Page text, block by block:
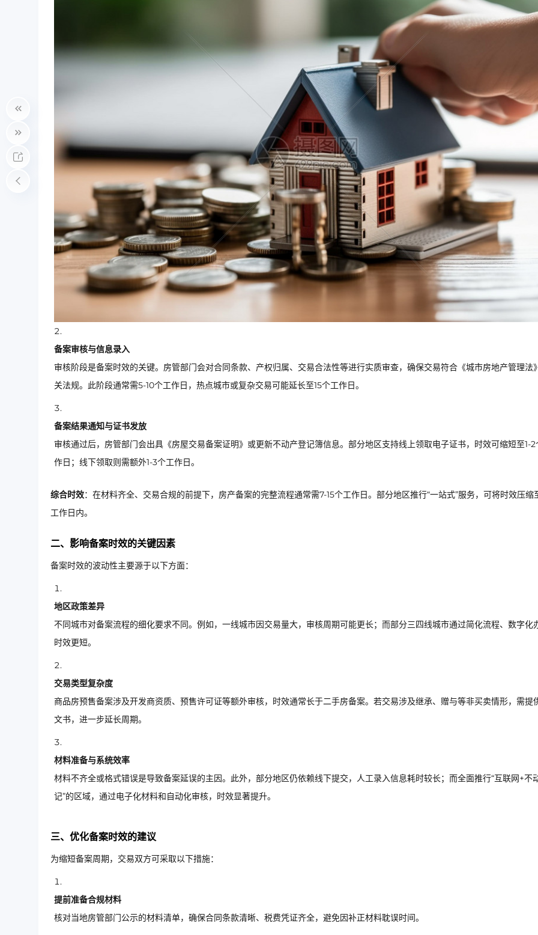
备案审核与信息录入
审核阶段是备案时效的关键。房管部门会对合同条款、产权归属、交易合法性等进行实质审查，确保交易符合《城市房地产管理法
关法规。此阶段通常需5-10个工作日，热点城市或复杂交易可能延长至15个工作日。
备案结果通知与证书发放
审核通过后，房管部门会出具《房屋交易备案证明》或更新不动产登记簿信息。部分地区支持线上领取电子证书，时效可缩短至1-2
作日；线下领取则需额外1-3个工作日。
综合时效：在材料齐全、交易合规的前提下，房产备案的完整流程通常需7-15个工作日。部分地区推行“一站式”服务，可将时效压缩
工作日内。
二、影响备案时效的关键因素
备案时效的波动性主要源于以下方面：
地区政策差异
不同城市对备案流程的细化要求不同。例如，一线城市因交易量大，审核周期可能更长；而部分三四线城市通过简化流程、数字化
时效更短。
交易类型复杂度
商品房预售备案涉及开发商资质、预售许可证等额外审核，时效通常长于二手房备案。若交易涉及继承、赠与等非买卖情形，需提
文书，进一步延长周期。
材料准备与系统效率
材料不齐全或格式错误是导致备案延误的主因。此外，部分地区仍依赖线下提交，人工录入信息耗时较长；而全面推行“互联网+不
记”的区域，通过电子化材料和自动化审核，时效显著提升。
三、优化备案时效的建议
为缩短备案周期，交易双方可采取以下措施：
提前准备合规材料
核对当地房管部门公示的材料清单，确保合同条款清晰、税费凭证齐全，避免因补正材料耽误时间。